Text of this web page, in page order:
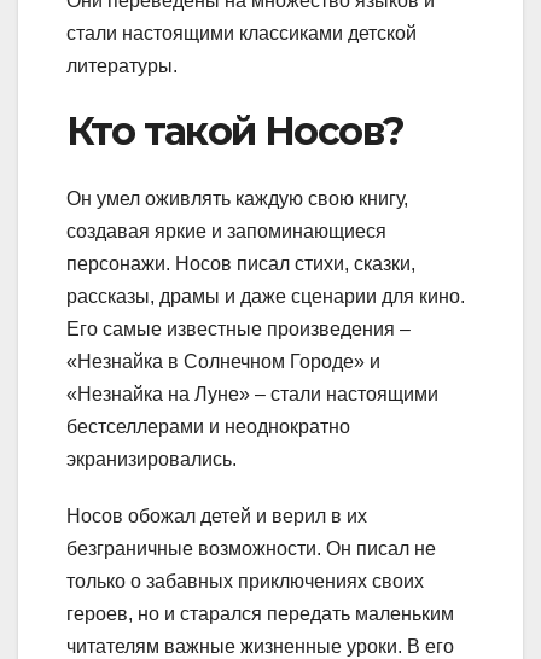
стали настоящими классиками детской
литературы.
Кто такой Носов?
Он умел оживлять каждую свою книгу,
создавая яркие и запоминающиеся
персонажи. Носов писал стихи, сказки,
рассказы, драмы и даже сценарии для кино.
Его самые известные произведения –
«Незнайка в Солнечном Городе» и
«Незнайка на Луне» – стали настоящими
бестселлерами и неоднократно
экранизировались.
Носов обожал детей и верил в их
безграничные возможности. Он писал не
только о забавных приключениях своих
героев, но и старался передать маленьким
читателям важные жизненные уроки. В его